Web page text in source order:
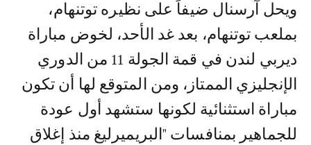
ويحل آرسنال ضيفاً على نظيره توتنهام،
بملعب توتنهام، بعد غد الأحد، لخوض مباراة
ديربي لندن في قمة الجولة 11 من الدوري
الإنجليزي الممتاز، ومن المتوقع لها أن تكون
مباراة استثنائية لكونها ستشهد أول عودة
للجماهير بمنافسات "البريميرليغ منذ إغلاق